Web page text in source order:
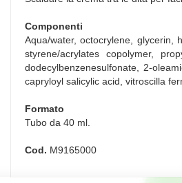
Componenti
Aqua/water, octocrylene, glycerin,
styrene/acrylates copolymer,
dodecylbenzenesulfonate, 2-
capryloyl salicylic acid, vitroscilla
Formato
Tubo da 40 ml.
Cod. M9165000